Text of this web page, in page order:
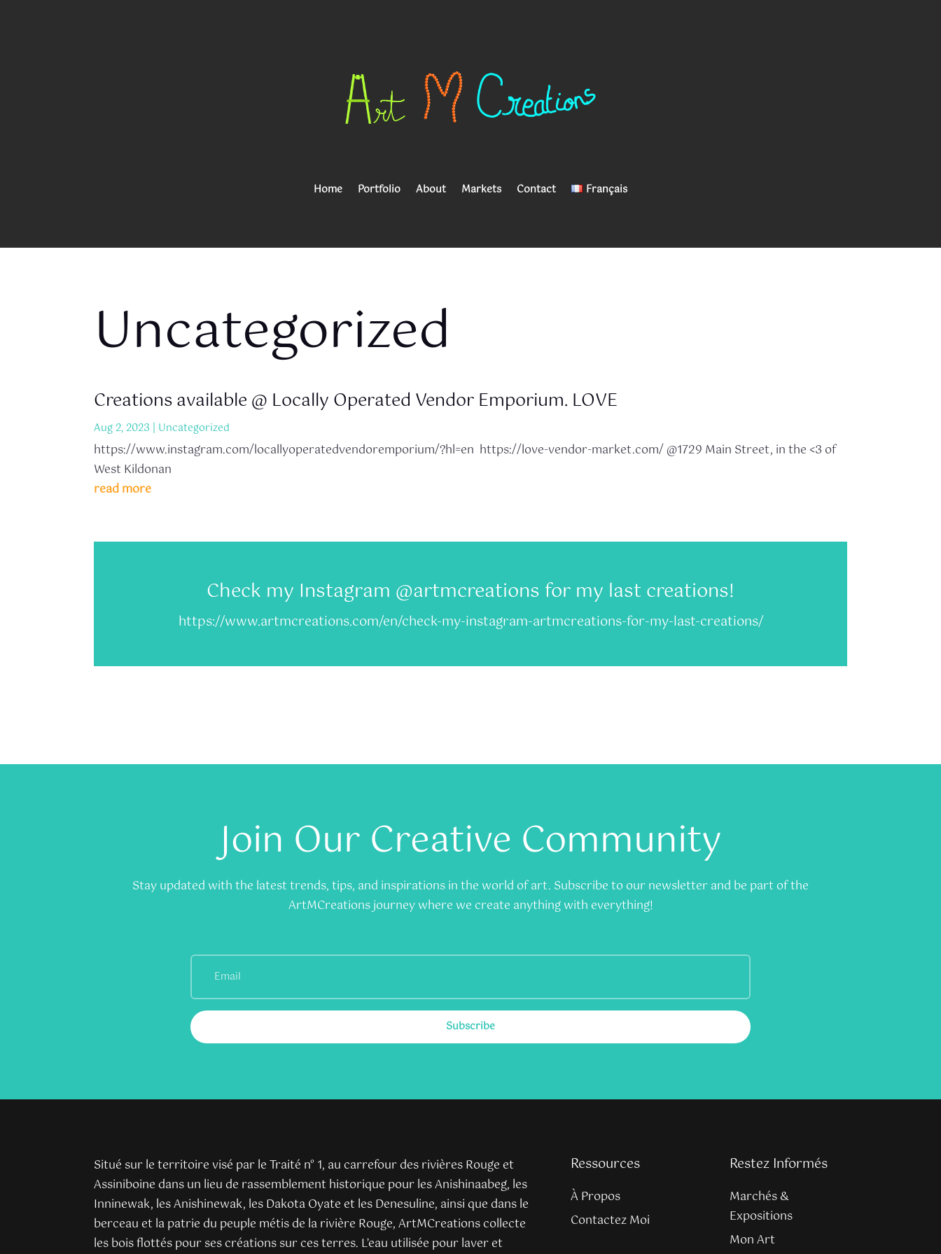
Home Portfolio About Markets Contact Français
Uncategorized
Creations available @ Locally Operated Vendor Emporium. LOVE
Aug 2, 2023 | Uncategorized
https://www.instagram.com/locallyoperatedvendoremporium/?hl=en https://love-vendor-market.com/ @1729 Main Street, in the <3 of
West Kildonan
read more
Check my Instagram @artmcreations for my last creations!
https://www.artmcreations.com/en/check-my-instagram-artmcreations-for-my-last-creations/
Join Our Creative Community
Stay updated with the latest trends, tips, and inspirations in the world of art. Subscribe to our newsletter and be part of the
ArtMCreations journey where we create anything with everything!
Subscribe
Situé sur le territoire visé par le Traité n° 1, au carrefour des rivières Rouge et
Assiniboine dans un lieu de rassemblement historique pour les Anishinaabeg, les
Inninewak, les Anishinewak, les Dakota Oyate et les Denesuline, ainsi que dans le
berceau et la patrie du peuple métis de la rivière Rouge, ArtMCreations collecte
les bois flottés pour ses créations sur ces terres. L’eau utilisée pour laver et
Ressources
À Propos
Contactez Moi
Restez Informés
Marchés &
Expositions
Mon Art